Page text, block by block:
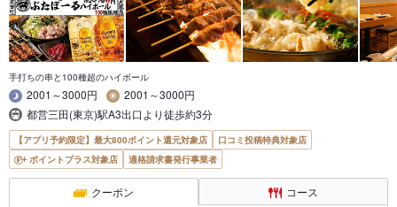
手打ちの串と100種超のハイボール
2001～3000円
2001～3000円
都営三田(東京)駅A3出口より徒歩約3分
【アプリ予約限定】最大800ポイント還元対象店
口コミ投稿特典対象店
ポイントプラス対象店
適格請求書発行事業者
クーポン コース